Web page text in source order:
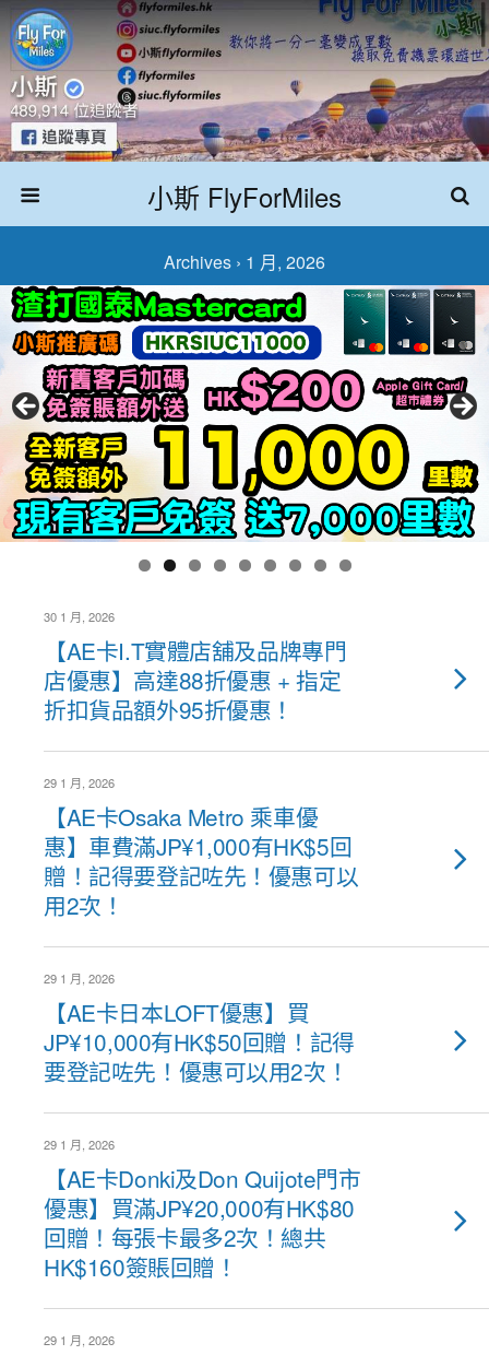
小斯 FlyForMiles
Archives › 1 月, 2026
30 1 月, 2026
【AE卡I.T實體店舖及品牌專門
店優惠】高達88折優惠 + 指定
折扣貨品額外95折優惠！
29 1 月, 2026
【AE卡Osaka Metro 乘車優
惠】車費滿JP¥1,000有HK$5回
贈！記得要登記咗先！優惠可以
用2次！
29 1 月, 2026
【AE卡日本LOFT優惠】買
JP¥10,000有HK$50回贈！記得
要登記咗先！優惠可以用2次！
29 1 月, 2026
【AE卡Donki及Don Quijote門市
優惠】買滿JP¥20,000有HK$80
回贈！每張卡最多2次！總共
HK$160簽賬回贈！
29 1 月, 2026